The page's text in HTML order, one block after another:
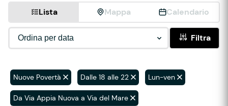
Lista Mappa Calendario
Filtra
Nuove Povertà Dalle 18 alle 22 Lun-ven
Da Via Appia Nuova a Via del Mare